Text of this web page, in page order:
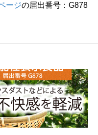
ージの届出番号：G878